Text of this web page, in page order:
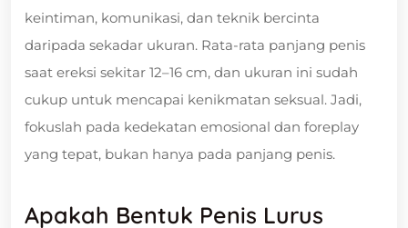
keintiman, komunikasi, dan teknik bercinta
daripada sekadar ukuran. Rata-rata panjang penis
saat ereksi sekitar 12–16 cm, dan ukuran ini sudah
cukup untuk mencapai kenikmatan seksual. Jadi,
fokuslah pada kedekatan emosional dan foreplay
yang tepat, bukan hanya pada panjang penis.
Apakah Bentuk Penis Lurus